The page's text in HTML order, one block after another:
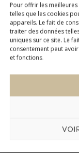
Pour offrir les
telles que les cookies
appareils. Le fait de
traiter des données
uniques sur ce site. Le
consentement peut
et fonctions.